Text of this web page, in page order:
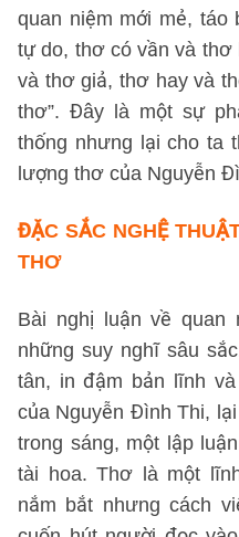
quan niệm mới mẻ, táo
tự do, thơ có vần và thơ
và thơ giả, thơ hay và
thơ”. Đây là một sự
thống nhưng lại cho ta
lượng thơ của Nguyễn
ĐẶC SẮC NGHỆ
THƠ
Bài nghị luận về
những suy nghĩ sâu
tân, in đậm bản lĩnh
của Nguyễn Đình Thi,
trong sáng, một lập
tài hoa. Thơ là một
nắm bắt nhưng cách